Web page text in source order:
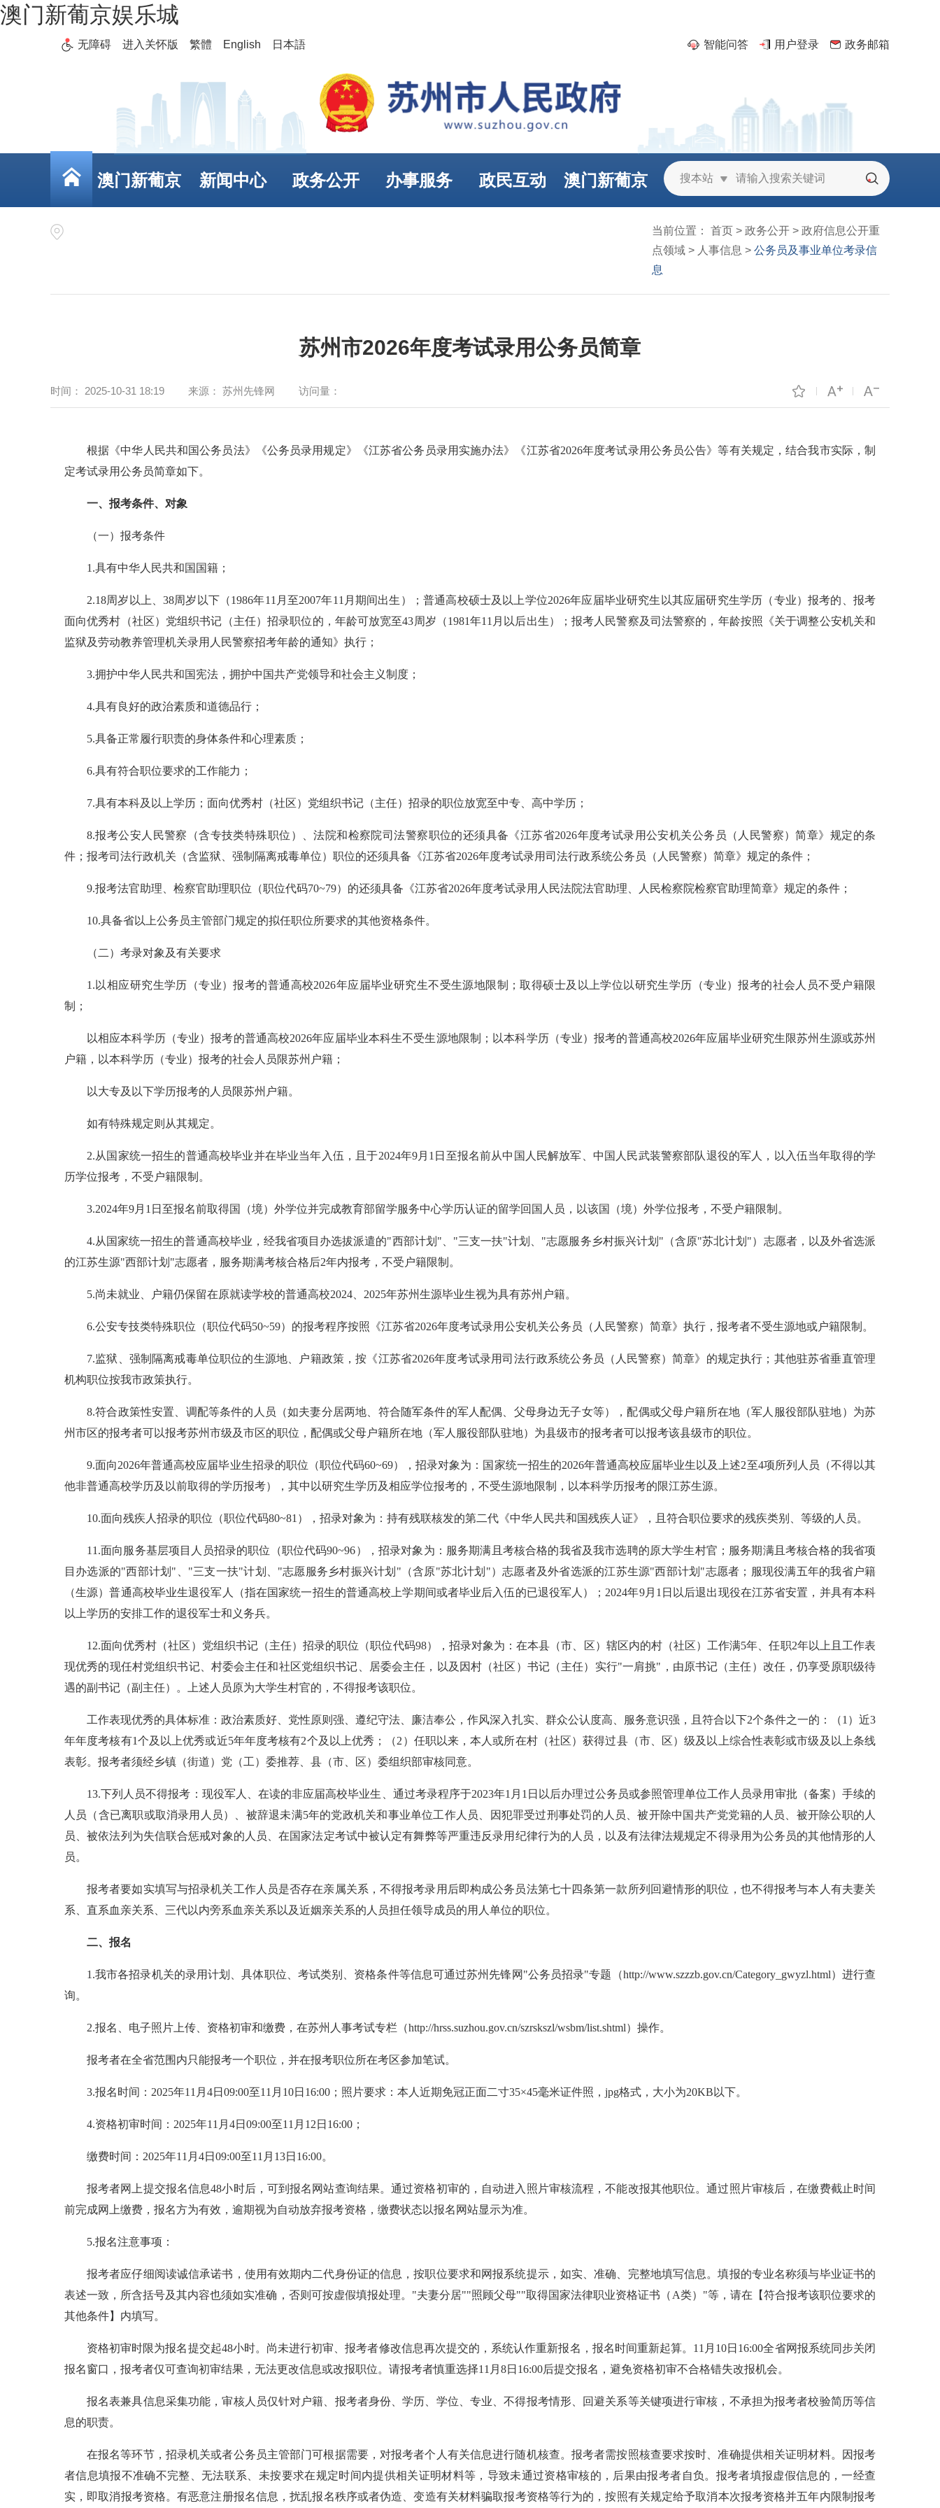
澳门新葡京娱乐城
无障碍 进入关怀版 繁體 English 日本語 智能问答 用户登录 政务邮箱
搜本站
澳门新葡京 新闻中心 政务公开 办事服务 政民互动 澳门新葡京
当前位置： 首页> 政务公开> 政府信息公开重
点领域> 人事信息 > 公务员及事业单位考录信
息
苏州市2026年度考试录用公务员简章
时间： 2025-10-31 18:19 来源： 苏州先锋网 访问量：
根据《中华人民共和国公务员法》《公务员录用规定》《江苏省公务员录用实施办法》《江苏省2026年度考试录用公务员公告》等有关规定，结合我市实际，制
定考试录用公务员简章如下。
一、报考条件、对象
（一）报考条件
1.具有中华人民共和国国籍；
2.18周岁以上、38周岁以下（1986年11月至2007年11月期间出生）；普通高校硕士及以上学位2026年应届毕业研究生以其应届研究生学历（专业）报考的、报考
面向优秀村（社区）党组织书记（主任）招录职位的，年龄可放宽至43周岁（1981年11月以后出生）；报考人民警察及司法警察的，年龄按照《关于调整公安机关和
监狱及劳动教养管理机关录用人民警察招考年龄的通知》执行；
3.拥护中华人民共和国宪法，拥护中国共产党领导和社会主义制度；
4.具有良好的政治素质和道德品行；
5.具备正常履行职责的身体条件和心理素质；
6.具有符合职位要求的工作能力；
7.具有本科及以上学历；面向优秀村（社区）党组织书记（主任）招录的职位放宽至中专、高中学历；
8.报考公安人民警察（含专技类特殊职位）、法院和检察院司法警察职位的还须具备《江苏省2026年度考试录用公安机关公务员（人民警察）简章》规定的条
件；报考司法行政机关（含监狱、强制隔离戒毒单位）职位的还须具备《江苏省2026年度考试录用司法行政系统公务员（人民警察）简章》规定的条件；
9.报考法官助理、检察官助理职位（职位代码70~79）的还须具备《江苏省2026年度考试录用人民法院法官助理、人民检察院检察官助理简章》规定的条件；
10.具备省以上公务员主管部门规定的拟任职位所要求的其他资格条件。
（二）考录对象及有关要求
1.以相应研究生学历（专业）报考的普通高校2026年应届毕业研究生不受生源地限制；取得硕士及以上学位以研究生学历（专业）报考的社会人员不受户籍限
制；
以相应本科学历（专业）报考的普通高校2026年应届毕业本科生不受生源地限制；以本科学历（专业）报考的普通高校2026年应届毕业研究生限苏州生源或苏州
户籍，以本科学历（专业）报考的社会人员限苏州户籍；
以大专及以下学历报考的人员限苏州户籍。
如有特殊规定则从其规定。
2.从国家统一招生的普通高校毕业并在毕业当年入伍，且于2024年9月1日至报名前从中国人民解放军、中国人民武装警察部队退役的军人，以入伍当年取得的学
历学位报考，不受户籍限制。
3.2024年9月1日至报名前取得国（境）外学位并完成教育部留学服务中心学历认证的留学回国人员，以该国（境）外学位报考，不受户籍限制。
4.从国家统一招生的普通高校毕业，经我省项目办选拔派遣的"西部计划"、"三支一扶"计划、"志愿服务乡村振兴计划"（含原"苏北计划"）志愿者，以及外省选派
的江苏生源"西部计划"志愿者，服务期满考核合格后2年内报考，不受户籍限制。
5.尚未就业、户籍仍保留在原就读学校的普通高校2024、2025年苏州生源毕业生视为具有苏州户籍。
6.公安专技类特殊职位（职位代码50~59）的报考程序按照《江苏省2026年度考试录用公安机关公务员（人民警察）简章》执行，报考者不受生源地或户籍限制。
7.监狱、强制隔离戒毒单位职位的生源地、户籍政策，按《江苏省2026年度考试录用司法行政系统公务员（人民警察）简章》的规定执行；其他驻苏省垂直管理
机构职位按我市政策执行。
8.符合政策性安置、调配等条件的人员（如夫妻分居两地、符合随军条件的军人配偶、父母身边无子女等），配偶或父母户籍所在地（军人服役部队驻地）为苏
州市区的报考者可以报考苏州市级及市区的职位，配偶或父母户籍所在地（军人服役部队驻地）为县级市的报考者可以报考该县级市的职位。
9.面向2026年普通高校应届毕业生招录的职位（职位代码60~69），招录对象为：国家统一招生的2026年普通高校应届毕业生以及上述2至4项所列人员（不得以其
他非普通高校学历及以前取得的学历报考），其中以研究生学历及相应学位报考的，不受生源地限制，以本科学历报考的限江苏生源。
10.面向残疾人招录的职位（职位代码80~81），招录对象为：持有残联核发的第二代《中华人民共和国残疾人证》，且符合职位要求的残疾类别、等级的人员。
11.面向服务基层项目人员招录的职位（职位代码90~96），招录对象为：服务期满且考核合格的我省及我市选聘的原大学生村官；服务期满且考核合格的我省项
目办选派的"西部计划"、"三支一扶"计划、"志愿服务乡村振兴计划"（含原"苏北计划"）志愿者及外省选派的江苏生源"西部计划"志愿者；服现役满五年的我省户籍
（生源）普通高校毕业生退役军人（指在国家统一招生的普通高校上学期间或者毕业后入伍的已退役军人）；2024年9月1日以后退出现役在江苏省安置，并具有本科
以上学历的安排工作的退役军士和义务兵。
12.面向优秀村（社区）党组织书记（主任）招录的职位（职位代码98），招录对象为：在本县（市、区）辖区内的村（社区）工作满5年、任职2年以上且工作表
现优秀的现任村党组织书记、村委会主任和社区党组织书记、居委会主任，以及因村（社区）书记（主任）实行"一肩挑"，由原书记（主任）改任，仍享受原职级待
遇的副书记（副主任）。上述人员原为大学生村官的，不得报考该职位。
工作表现优秀的具体标准：政治素质好、党性原则强、遵纪守法、廉洁奉公，作风深入扎实、群众公认度高、服务意识强，且符合以下2个条件之一的：（1）近3
年年度考核有1个及以上优秀或近5年年度考核有2个及以上优秀；（2）任职以来，本人或所在村（社区）获得过县（市、区）级及以上综合性表彰或市级及以上条线
表彰。报考者须经乡镇（街道）党（工）委推荐、县（市、区）委组织部审核同意。
13.下列人员不得报考：现役军人、在读的非应届高校毕业生、通过考录程序于2023年1月1日以后办理过公务员或参照管理单位工作人员录用审批（备案）手续的
人员（含已离职或取消录用人员）、被辞退未满5年的党政机关和事业单位工作人员、因犯罪受过刑事处罚的人员、被开除中国共产党党籍的人员、被开除公职的人
员、被依法列为失信联合惩戒对象的人员、在国家法定考试中被认定有舞弊等严重违反录用纪律行为的人员，以及有法律法规规定不得录用为公务员的其他情形的人
员。
报考者要如实填写与招录机关工作人员是否存在亲属关系，不得报考录用后即构成公务员法第七十四条第一款所列回避情形的职位，也不得报考与本人有夫妻关
系、直系血亲关系、三代以内旁系血亲关系以及近姻亲关系的人员担任领导成员的用人单位的职位。
二、报名
1.我市各招录机关的录用计划、具体职位、考试类别、资格条件等信息可通过苏州先锋网"公务员招录"专题（http://www.szzzb.gov.cn/Category_gwyzl.html）进行查
询。
2.报名、电子照片上传、资格初审和缴费，在苏州人事考试专栏（http://hrss.suzhou.gov.cn/szrskszl/wsbm/list.shtml）操作。
报考者在全省范围内只能报考一个职位，并在报考职位所在考区参加笔试。
3.报名时间：2025年11月4日09:00至11月10日16:00；照片要求：本人近期免冠正面二寸35×45毫米证件照，jpg格式，大小为20KB以下。
4.资格初审时间：2025年11月4日09:00至11月12日16:00；
缴费时间：2025年11月4日09:00至11月13日16:00。
报考者网上提交报名信息48小时后，可到报名网站查询结果。通过资格初审的，自动进入照片审核流程，不能改报其他职位。通过照片审核后，在缴费截止时间
前完成网上缴费，报名方为有效，逾期视为自动放弃报考资格，缴费状态以报名网站显示为准。
5.报名注意事项：
报考者应仔细阅读诚信承诺书，使用有效期内二代身份证的信息，按职位要求和网报系统提示，如实、准确、完整地填写信息。填报的专业名称须与毕业证书的
表述一致，所含括号及其内容也须如实准确，否则可按虚假填报处理。"夫妻分居""照顾父母""取得国家法律职业资格证书（A类）"等，请在【符合报考该职位要求的
其他条件】内填写。
资格初审时限为报名提交起48小时。尚未进行初审、报考者修改信息再次提交的，系统认作重新报名，报名时间重新起算。11月10日16:00全省网报系统同步关闭
报名窗口，报考者仅可查询初审结果，无法更改信息或改报职位。请报考者慎重选择11月8日16:00后提交报名，避免资格初审不合格错失改报机会。
报名表兼具信息采集功能，审核人员仅针对户籍、报考者身份、学历、学位、专业、不得报考情形、回避关系等关键项进行审核，不承担为报考者校验简历等信
息的职责。
在报名等环节，招录机关或者公务员主管部门可根据需要，对报考者个人有关信息进行随机核查。报考者需按照核查要求按时、准确提供相关证明材料。因报考
者信息填报不准确不完整、无法联系、未按要求在规定时间内提供相关证明材料等，导致未通过资格审核的，后果由报考者自负。报考者填报虚假信息的，一经查
实，即取消报考资格。有恶意注册报名信息，扰乱报名秩序或者伪造、变造有关材料骗取报考资格等行为的，按照有关规定给予取消本次报考资格并五年内限制报考